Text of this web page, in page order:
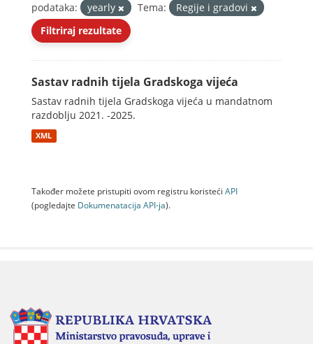
podataka:
yearly Tema:
Regije i gradovi
Filtriraj rezultate
Sastav radnih tijela Gradskoga vijeća
Sastav radnih tijela Gradskoga vijeća u mandatnom
razdoblju 2021. -2025.
XML
Također možete pristupiti ovom registru koristeći API
(pogledajte Dokumenаtаcijа API-jа).